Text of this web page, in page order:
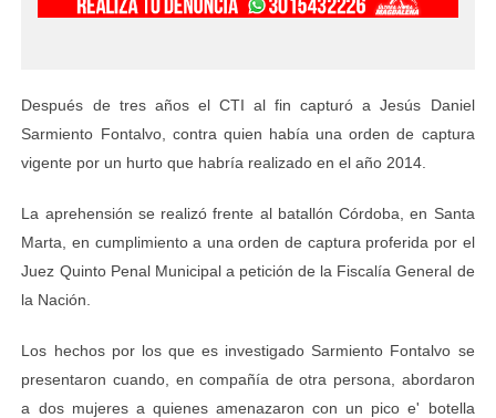
Después de tres años el CTI al fin capturó a Jesús Daniel
Sarmiento Fontalvo, contra quien había una orden de captura
vigente por un hurto que habría realizado en el año 2014.
La aprehensión se realizó frente al batallón Córdoba, en Santa
Marta, en cumplimiento a una orden de captura proferida por el
Juez Quinto Penal Municipal a petición de la Fiscalía General de
la Nación.
Los hechos por los que es investigado Sarmiento Fontalvo se
presentaron cuando, en compañía de otra persona, abordaron
a dos mujeres a quienes amenazaron con un pico e' botella